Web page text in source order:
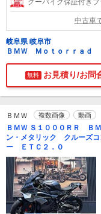
中古車
岐阜県 岐阜市
ＢＭＷ Ｍｏｔｏｒｒａｄ
無料 お見積り/お問
ＢＭＷ 複数画像 動画
ＢＭＷ Ｓ１０００ＲＲ Ｂ
ン・メタリック クルーズ
ー ＥＴＣ２．０